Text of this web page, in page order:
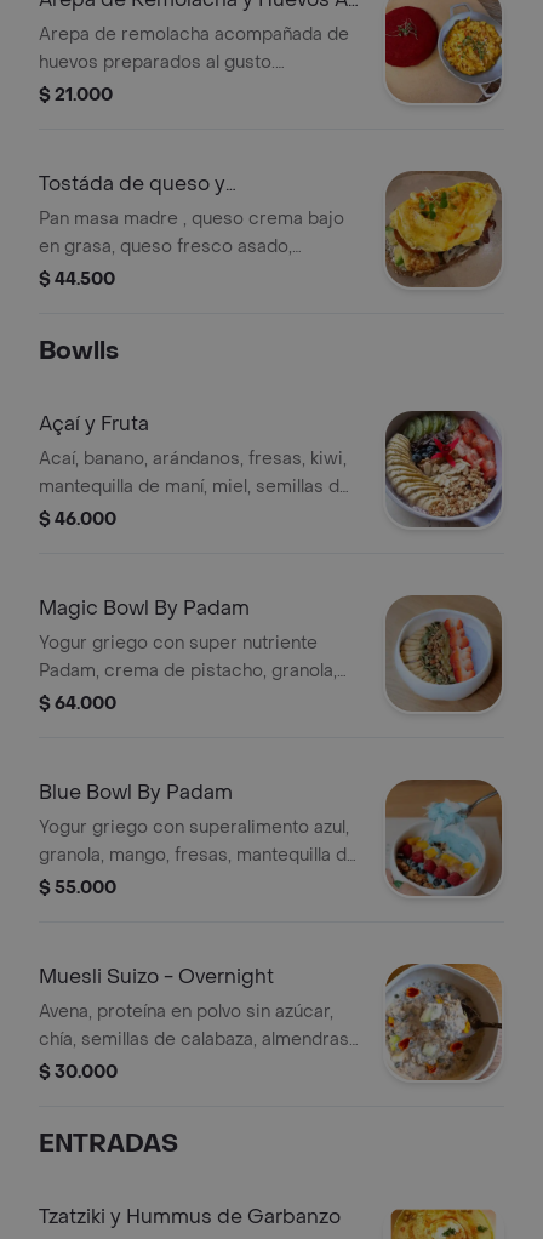
Gusto
Arepa de remolacha acompañada de
huevos preparados al gusto.
Opciones de preparación sujetas a
$ 21.000
Tostáda de queso y
champiñones
Pan masa madre , queso crema bajo
en grasa, queso fresco asado,
tomates parrillados, champiñones al
$ 44.500
Bowlls
Açaí y Fruta
Acaí, banano, arándanos, fresas, kiwi,
mantequilla de maní, miel, semillas de
chía, almendras, chocolate al 75
$ 46.000
Magic Bowl By Padam
Yogur griego con super nutriente
Padam, crema de pistacho, granola,
fresas, banano, semillas de calabaza y
$ 64.000
Blue Bowl By Padam
Yogur griego con superalimento azul,
granola, mango, fresas, mantequilla de
almendras, arándanos, semillas de
$ 55.000
Muesli Suizo - Overnight
Avena, proteína en polvo sin azúcar,
chía, semillas de calabaza, almendras,
nueces, leche de coco, leche de
flores comestibles.
$ 30.000
ENTRADAS
Tzatziki y Hummus de Garbanzo